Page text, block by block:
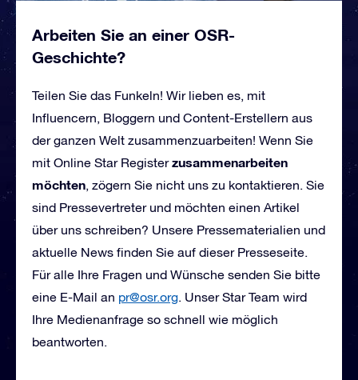
Arbeiten Sie an einer OSR-
Geschichte?
Teilen Sie das Funkeln! Wir lieben es, mit
Influencern, Bloggern und Content-Erstellern aus
der ganzen Welt zusammenzuarbeiten! Wenn Sie
mit Online Star Registerzusammenarbeiten
möchten, zögern Sie nicht uns zu kontaktieren. Sie
sind Pressevertreter und möchten einen Artikel
über uns schreiben? Unsere Pressematerialien und
aktuelle News finden Sie auf dieser Presseseite.
Für alle Ihre Fragen und Wünsche senden Sie bitte
eine E-Mail an pr@osr.org. Unser Star Team wird
Ihre Medienanfrage so schnell wie möglich
beantworten.